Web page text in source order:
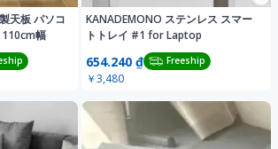
天板 パソコ
幅
KANADEMONO ステンレス スマー
トトレイ #1 for Laptop
654.240 ₫ Freeship
￥3,480